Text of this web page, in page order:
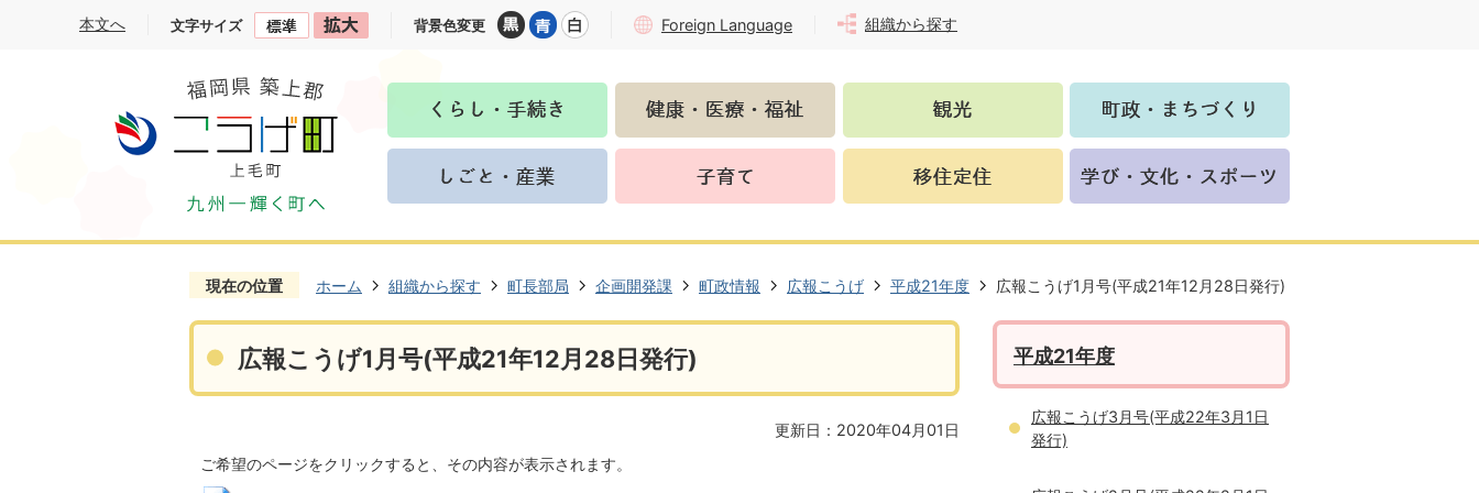
本文へ 文字サイズ 背景色変更 Foreign Language 組織から探す
現在の位置 ホーム 組織から探す 町長部局 企画開発課 町政情報 広報こうげ 平成21年度 広報こうげ1月号(平成21年12月28日発行)
広報こうげ1月号(平成21年12月28日発行)
更新日：2020年04月01日
ご希望のページをクリックすると、その内容が表示されます。
平成21年度
広報こうげ3月号(平成22年3月1日
発行)